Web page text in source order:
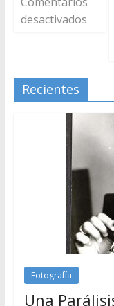
desactivados
Recientes
Fotografía
Una